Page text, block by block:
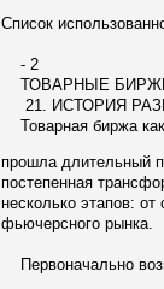
Список
- 2
ТОВАPНЫЕ
21. ИСТОРИЯ
Товарная биржа
прошла длительный
постепенная
несколько этапов:
фьючерсного рынка.
Первоначально